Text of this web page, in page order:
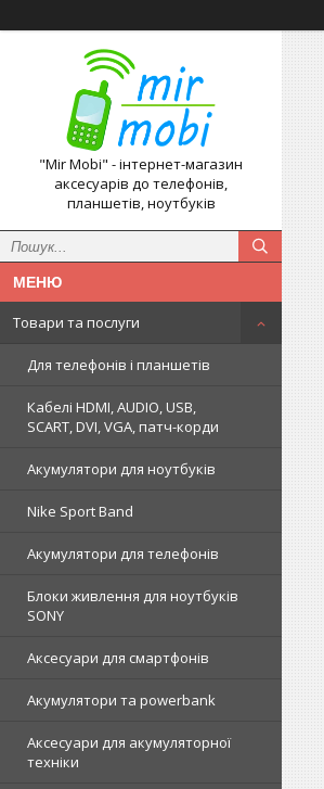
"Mir Mobi" - інтернет-магазин
аксесуарів до телефонів,
планшетів, ноутбуків
Товари та послуги
Для телефонів і планшетів
Кабелі HDMI, AUDIO, USB,
SCART, DVI, VGA, патч-корди
Акумулятори для ноутбуків
Nike Sport Band
Акумулятори для телефонів
Блоки живлення для ноутбуків
SONY
Аксесуари для смартфонів
Акумулятори та powerbank
Аксесуари для акумуляторної
техніки